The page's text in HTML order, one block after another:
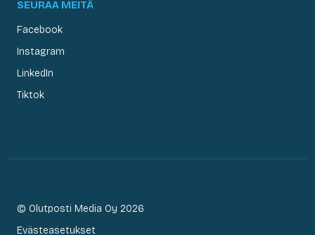
SEURAA MEITÄ
Facebook
Instagram
LinkedIn
Tiktok
© Olutposti Media Oy 2026
Evästeasetukset